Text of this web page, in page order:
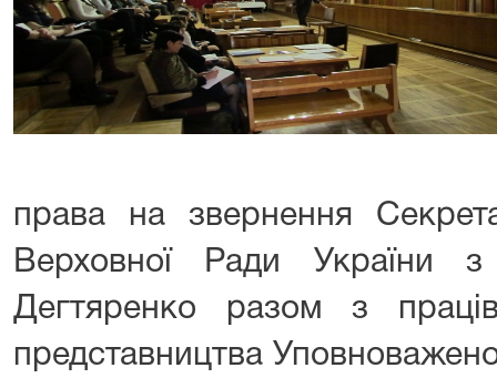
права на звернення
Верховної Ради України
Дегтяренко разом з
представництва